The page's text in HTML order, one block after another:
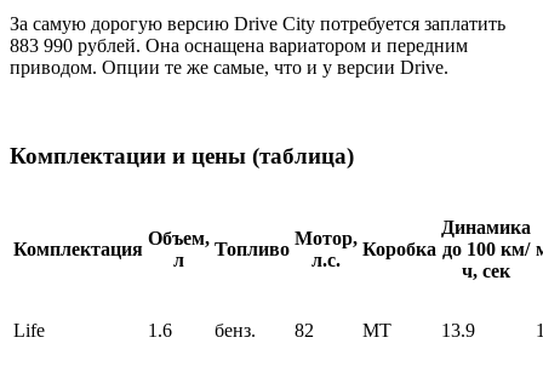
За самую дорогую версию Drive City потребуется заплатить
883 990 рублей. Она оснащена вариатором и передним
приводом. Опции те же самые, что и у версии Drive.
Комплектации и цены (таблица)
Комплектация
Объем,
л
Топливо
Мотор,
л.с.
Коробка
Динамика
до 100 км/
ч, сек
Life 1.6 бенз. 82 MT 13.9